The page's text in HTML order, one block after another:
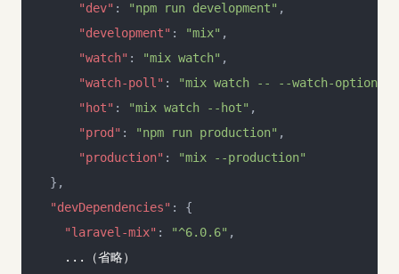
        "dev"
: "npm run development" ,
        "development"
: "mix" ,
        "watch"
: "mix watch" ,
        "watch-poll"
:
"mix watch -- --watch-options-
        "hot"
: "mix watch --hot" ,
        "prod"
: "npm run production" ,
        "production"
:
"mix --production"
    },
    "devDependencies"
: {
      "laravel-mix"
: "^6.0.6" ,
      ...（省略）